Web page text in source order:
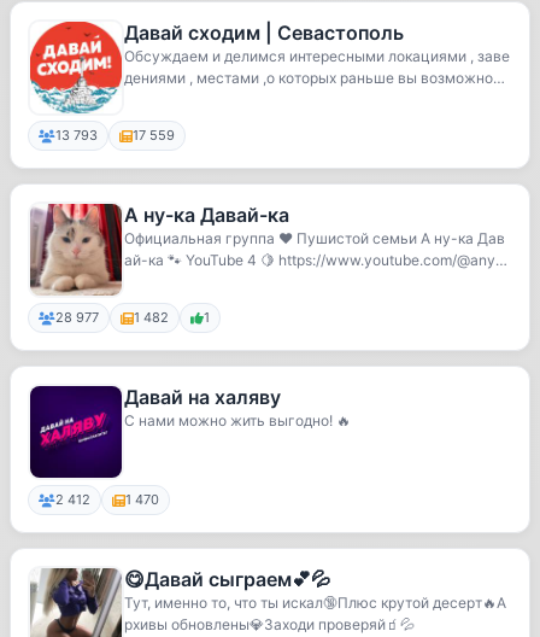
Давай сходим | Севастополь
Обсуждаем и делимся интересными локациями , заве
дениями , местами ,о которых раньше вы возможно
13 793 17 559
А ну-ка Давай-ка
Официальная группа ❤️ Пушистой семьи А ну-ка Дав
ай-ка 🐾 YouTube 4 🍋 https://www.youtube.com/@any
28 977 1 482 1
Давай на халяву
С нами можно жить выгодно! 🔥
2 412 1 470
😋Давай сыграем💕💦
Тут, именно то, что ты искал🔞Плюс крутой десерт🔥А
рхивы обновлены💎Заходи проверяй🧃💦